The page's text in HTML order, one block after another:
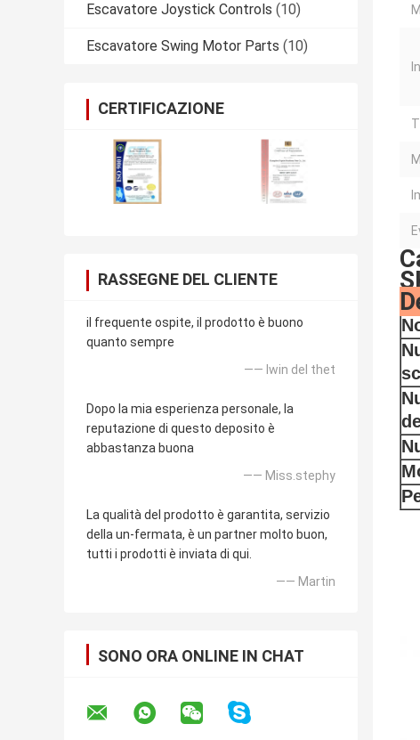
Escavatore Joystick Controls (10)
Escavatore Swing Motor Parts (10)
CERTIFICAZIONE
RASSEGNE DEL CLIENTE
il frequente ospite, il prodotto è buono
quanto sempre
—— lwin del thet
Dopo la mia esperienza personale, la
reputazione di questo deposito è
abbastanza buona
—— Miss.stephy
La qualità del prodotto è garantita, servizio
della un-fermata, è un partner molto buon,
tutti i prodotti è inviata di qui.
—— Martin
SONO ORA ONLINE IN CHAT